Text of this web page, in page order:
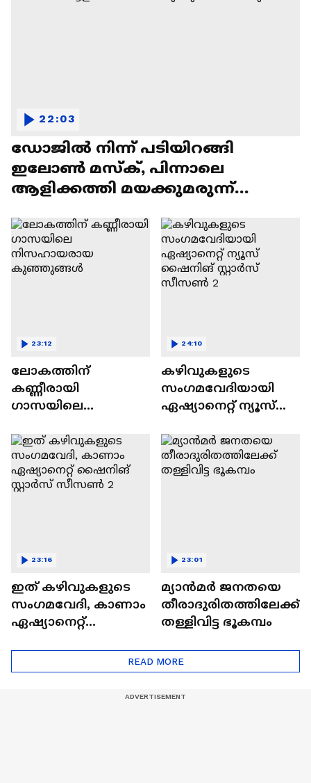
ഡോജിൽ നിന്ന് പടിയിറങ്ങി
ഇലോൺ മസ്ക്, പിന്നാലെ
ആളിക്കത്തി മയക്കുമരുന്ന്
22:03
ലോകത്തിന്
കണ്ണീരായി
ഗാസയിലെ
കുഞ്ഞുങ്ങൾ
23:12
കഴിവുകളുടെ
സംഗമവേദിയായി
ഏഷ്യാനെറ്റ് ന്യൂസ്
സീസൺ 2
24:10
ഇത് കഴിവുകളുടെ
സംഗമവേദി, കാണാം
ഏഷ്യാനെറ്റ്
23:16
മ്യാൻമർ ജനതയെ
തീരാദുരിതത്തിലേക്ക്
തള്ളിവിട്ട ഭൂകമ്പം
23:01
READ MORE